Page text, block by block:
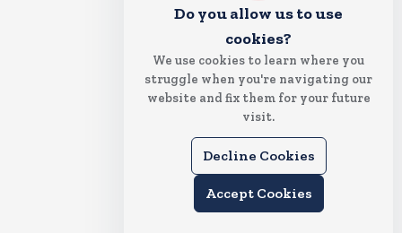
Do you allow us to use
cookies?
We use cookies to learn where you
struggle when you're navigating our
website and fix them for your future
visit.
Decline Cookies
Accept Cookies